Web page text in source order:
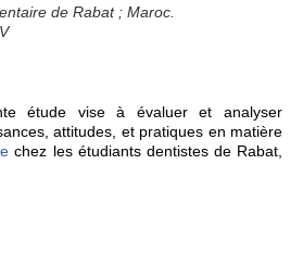
de Rabat ; Maroc.
étude vise à évaluer et analyser
attitudes, et pratiques en matière
chez les étudiants dentistes de Rabat,